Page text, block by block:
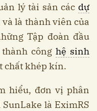
lý tài sản các dự
và là thành viên của
Tập đoàn đầu
công hệ sinh
chất khép kín.
hiểu, đơn vị phân
là EximRS